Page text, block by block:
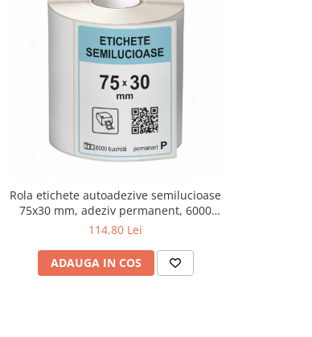
Rola etichete autoadezive semilucioase
75x30 mm, adeziv permanent, 6000
etichete/rola
114,80 Lei
ADAUGA IN COS